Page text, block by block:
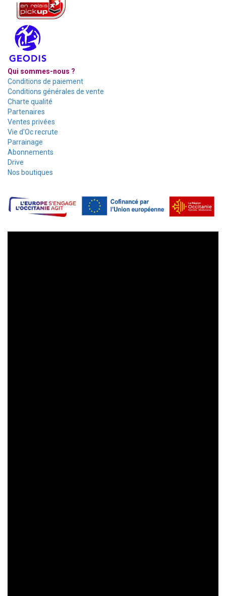
Qui sommes-nous ?
Conditions de paiement
Conditions générales de vente
Charte qualité
Partenaires
Ventes privées
Vie d'Oc recrute
Parrainage
Abonnements
Drive
Nos boutiques